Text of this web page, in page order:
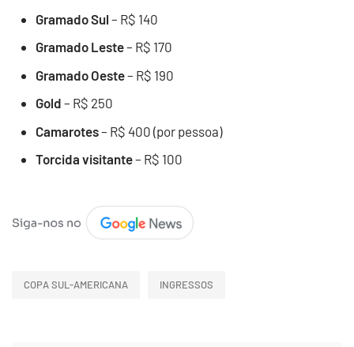
Gramado Sul – R$ 140
Gramado Leste– R$ 170
Gramado Oeste– R$ 190
Gold – R$ 250
Camarotes– R$ 400 (por pessoa)
Torcida visitante– R$ 100
COPA SUL-AMERICANA INGRESSOS